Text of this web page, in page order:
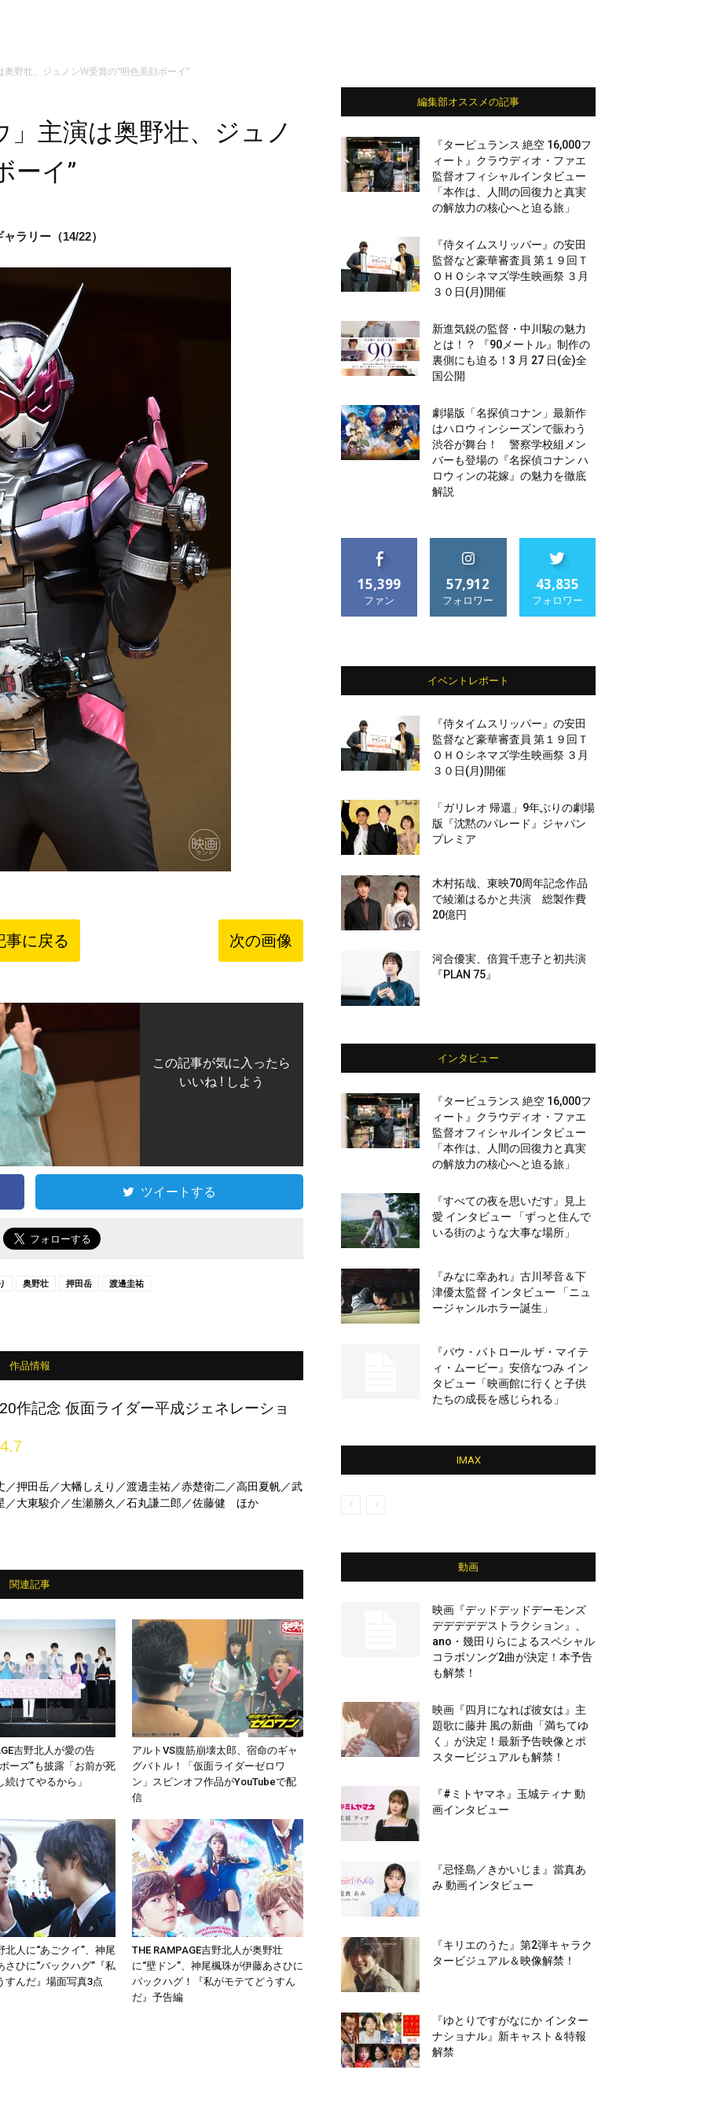
野壮、ジュノンW受賞の“明色美顔ボーイ”
主演は奥野壮、ジュノ
ーイ”
ラリー（14/22）
事に戻る 次の画像
この記事が気に入ったら
いいね ! しよう
ツイートする
奥野壮 押田岳 渡邊圭祐
作品情報
作記念 仮面ライダー平成ジェネレーショ
4.7
／押田岳／大幡しえり／渡邊圭祐／赤楚衛二／高田夏帆／武
／大東駿介／生瀬勝久／石丸謙二郎／佐藤健 ほか
関連記事
吉野北人が愛の告
ーズ”も披露「お前が死
続けてやるから」
アルトVS腹筋崩壊太郎、宿命のギャ
グバトル！「仮面ライダーゼロワ
ン」スピンオフ作品がYouTubeで配
信
北人に“あごクイ”、神尾
さひに“バックハグ”『私
すんだ』場面写真3点
THE RAMPAGE吉野北人が奥野壮
に“壁ドン”、神尾楓珠が伊藤あさひに
バックハグ！『私がモテてどうすん
だ』予告編
編集部オススメの記事
『タービュランス 絶空 16,000フ
ィート』クラウディオ・ファエ
監督オフィシャルインタビュー
「本作は、人間の回復力と真実
の解放力の核心へと迫る旅」
『侍タイムスリッパー』の安田
監督など豪華審査員 第１９回Ｔ
ＯＨＯシネマズ学生映画祭 ３月
３０日(月)開催
新進気鋭の監督・中川駿の魅力
とは！？ 『90メートル』制作の
裏側にも迫る！3 月 27 日(金)全
国公開
劇場版「名探偵コナン」最新作
はハロウィンシーズンで賑わう
渋谷が舞台！ 警察学校組メン
バーも登場の『名探偵コナン ハ
ロウィンの花嫁』の魅力を徹底
解説
15,399
ファン
57,912
フォロワー
43,835
フォロワー
イベントレポート
『侍タイムスリッパー』の安田
監督など豪華審査員 第１９回Ｔ
ＯＨＯシネマズ学生映画祭 ３月
３０日(月)開催
「ガリレオ 帰還」9年ぶりの劇場
版『沈黙のパレード』ジャパン
プレミア
木村拓哉、東映70周年記念作品
で綾瀬はるかと共演 総製作費
20億円
河合優実、倍賞千恵子と初共演
『PLAN 75』
インタビュー
『タービュランス 絶空 16,000フ
ィート』クラウディオ・ファエ
監督オフィシャルインタビュー
「本作は、人間の回復力と真実
の解放力の核心へと迫る旅」
『すべての夜を思いだす』見上
愛 インタビュー 「ずっと住んで
いる街のような大事な場所」
『みなに幸あれ』古川琴音＆下
津優太監督 インタビュー 「ニュ
ージャンルホラー誕生」
『パウ・パトロール ザ・マイテ
ィ・ムービー』安倍なつみ イン
タビュー「映画館に行くと子供
たちの成長を感じられる」
IMAX
動画
映画『デッドデッドデーモンズ
デデデデデストラクション』、
ano・幾田りらによるスペシャル
コラボソング2曲が決定！本予告
も解禁！
映画『四月になれば彼女は』主
題歌に藤井 風の新曲「満ちてゆ
く」が決定！最新予告映像とポ
スタービジュアルも解禁！
『#ミトヤマネ』玉城ティナ 動
画インタビュー
『忌怪島／きかいじま』當真あ
み 動画インタビュー
『キリエのうた』第2弾キャラク
タービジュアル＆映像解禁！
『ゆとりですがなにか インター
ナショナル』新キャスト＆特報
解禁